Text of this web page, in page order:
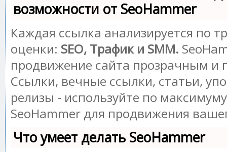
возможности от SeoHammer
Каждая ссылка анализируется по
оценки: SEO, Трафик и SMM.
продвижение сайта прозрачным и
Ссылки, вечные ссылки, статьи,
релизы - используйте по
SeoHammer для продвижения
Что умеет делать SeoHammer